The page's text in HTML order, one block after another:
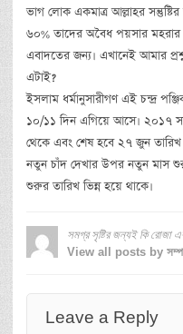
ভাগ লোক একমাত্র আল্লাহর
৬০% তাদের অবৈধ পয়সার
এবাদতের জন্য। এখানেই আমার
এটাই?
ইসলাম ধর্মানুসারীগণ এই চন্দ্র
১০/১১ দিন এগিয়ে আসে। ২০১৭
থেকে এবং শেষ হবে ২৭ জুন
নতুন চাঁদ দেখার উপর নতুন মাস
শুরুর তারিখ ভিন্ন হয়ে থাকে।
সমগ্র সৃষ্টির জন্যই কি রোজা
View all posts by
Leave a Reply